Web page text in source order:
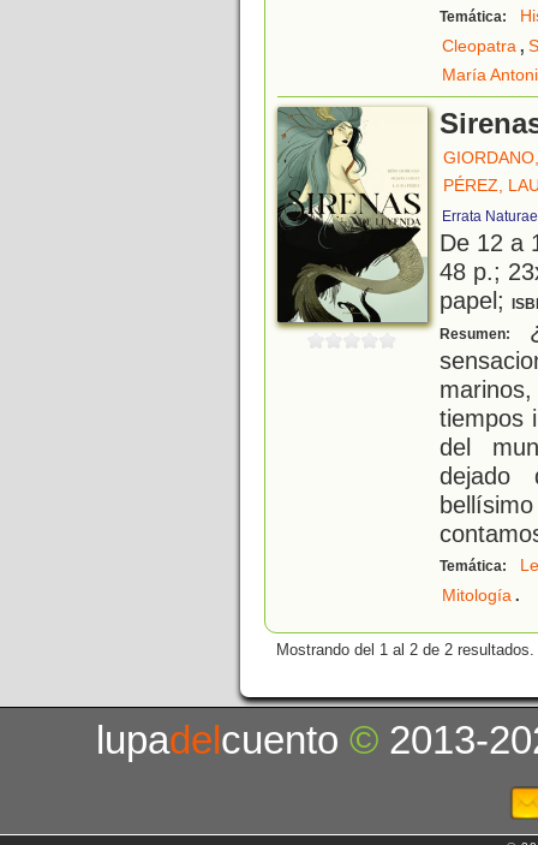
Temática:
Cleopatra,
María
PÉREZ,
Errata Naturae
De 12 a
48 p.;
papel;
Resumen:
tiempos
del
dejado
Temática:
Mitología.
Mostrando del 1 al 2 de 2 resultados.
lupadelcuento© 2013-